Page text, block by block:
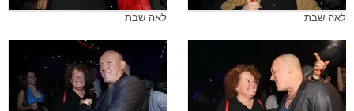
לאה שבת לאה שבת